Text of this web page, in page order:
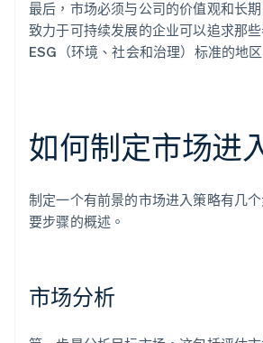
最后，市场必须与公司的价值观和长
致力于可持续发展的企业可以追求那
ESG（环境、社会和治理）标准的地区
如何制定市场进
制定一个有前景的市场进入策略有几
要步骤的概述。
市场分析